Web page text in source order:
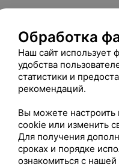
отмена». Неужели нельзя разложить все эти сигареты заранее? Особенно нравится данная ситуация в час-пик. А в последнее время час-пик там стал в любое время, когда не зайди. Бесят уже!!!!!
Обработка
Наш сайт использует
удобства
статистики и
рекомендаций.
Вы можете настроить
cookie или изменить
Для получения
сроках и порядке
ознакомиться с нашей